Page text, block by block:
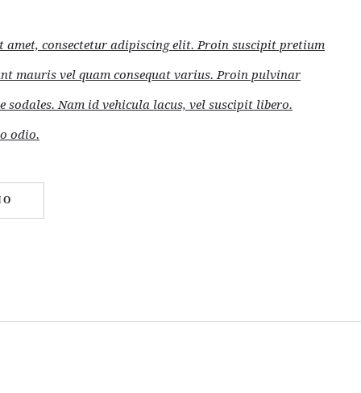
amet, consectetur adipiscing elit. Proin suscipit pretium
mauris vel quam consequat varius. Proin pulvinar
sodales. Nam id vehicula lacus, vel suscipit libero.
odio.